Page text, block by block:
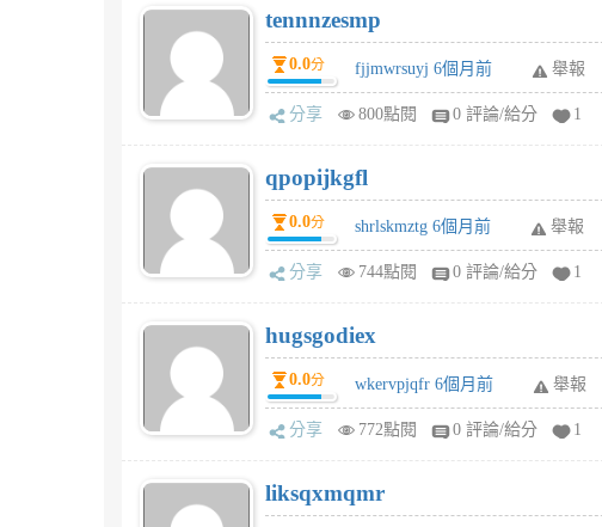
tennnzesmp
0.0分 fjjmwrsuyj 6個月前 舉報
分享 800點閱 0 評論/給分 1
qpopijkgfl
0.0分 shrlskmztg 6個月前 舉報
分享 744點閱 0 評論/給分 1
hugsgodiex
0.0分 wkervpjqfr 6個月前 舉報
分享 772點閱 0 評論/給分 1
liksqxmqmr